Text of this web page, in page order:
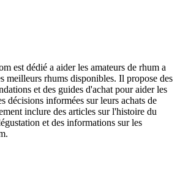
est dédié a aider les amateurs de rhum a
meilleurs rhums disponibles. Il propose des
et des guides d'achat pour aider les
décisions informées sur leurs achats de
inclure des articles sur l'histoire du
et des informations sur les